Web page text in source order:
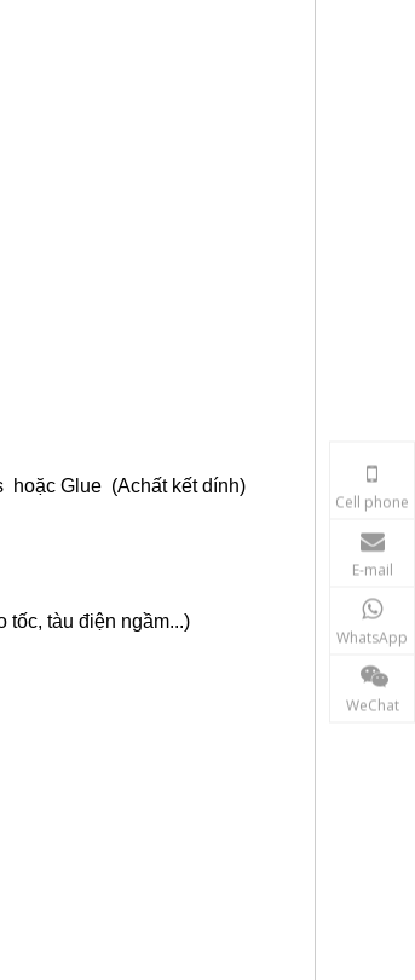
hoặc G lue (Achất kết dính)
tàu điện ngầm...)
Cell phone
E-mail
WhatsApp
WeChat